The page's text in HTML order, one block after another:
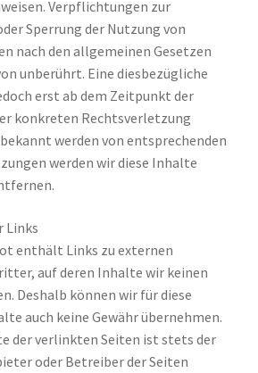
Verpflichtungen zur
Sperrung der Nutzung von
nach den allgemeinen Gesetzen
unberührt. Eine diesbezügliche
erst ab dem Zeitpunkt der
konkreten Rechtsverletzung
werden von entsprechenden
werden wir diese Inhalte
Links
enthält Links zu externen
auf deren Inhalte wir keinen
Deshalb können wir für diese
auch keine Gewähr übernehmen.
der verlinkten Seiten ist stets der
oder Betreiber der Seiten